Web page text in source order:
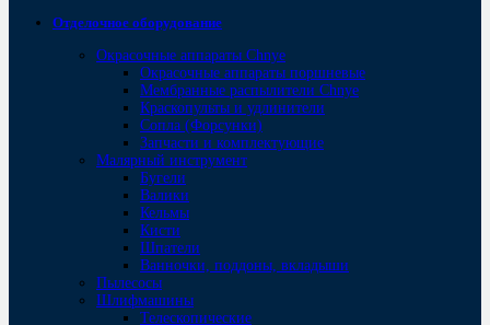
Отделочное оборудование
Окрасочные аппараты Chnye
Окрасочные аппараты поршневые
Мембранные распылители Chnye
Краскопульты и удлинители
Сопла (Форсунки)
Запчасти и комплектующие
Малярный инструмент
Бугели
Валики
Кельмы
Кисти
Шпатели
Ванночки, поддоны, вкладыши
Пылесосы
Шлифмашины
Телескопические